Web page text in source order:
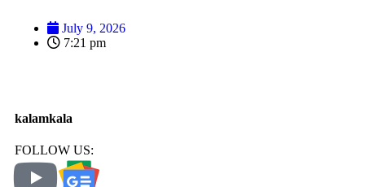
July 9, 2026
7:21 pm
kalamkala
FOLLOW US: